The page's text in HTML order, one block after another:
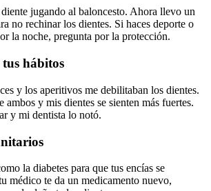
jugando al baloncesto. Ahora llevo un
no rechinar los dientes. Si haces deporte o
la noche, pregunta por la protección.
hábitos
y los aperitivos me debilitaban los dientes.
ambos y mis dientes se sienten más fuertes.
y mi dentista lo notó.
la diabetes para que tus encías se
médico te da un medicamento nuevo,